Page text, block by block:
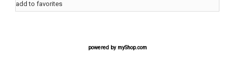
add to favorites
powered by myShop.com